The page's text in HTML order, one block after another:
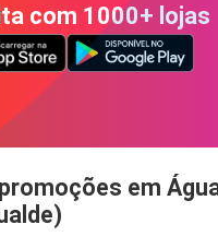
com 1000+ lojas
em